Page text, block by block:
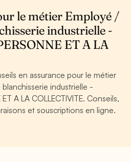
le métier Employé /
industrielle -
ET A LA
en assurance pour le métier
industrielle -
ET A LA COLLECTIVITE. Conseils,
et souscriptions en ligne.